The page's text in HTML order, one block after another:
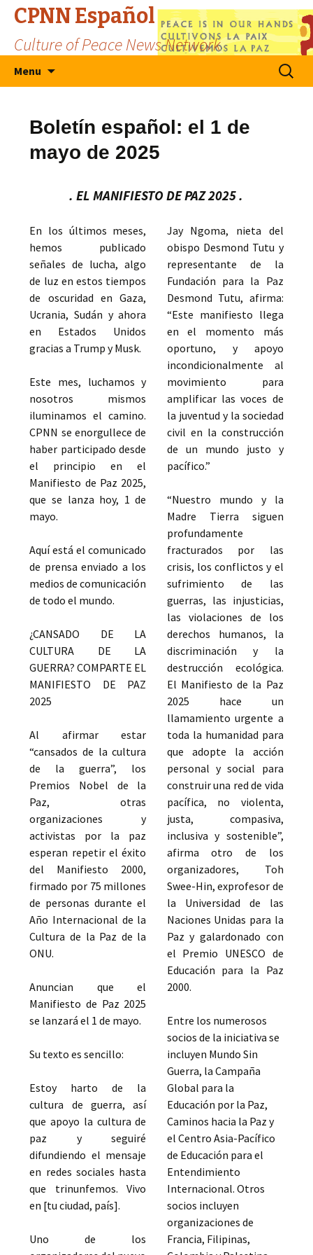
CPNN Español
Culture of Peace News Network
Menu
Search
for:
Boletín español: el 1 de
mayo de 2025
. EL MANIFIESTO DE PAZ 2025 .
En los últimos meses,
hemos publicado
señales de lucha, algo
de luz en estos tiempos
de oscuridad en Gaza,
Ucrania, Sudán y ahora
en Estados Unidos
gracias a Trump y Musk.
Este mes, luchamos y
nosotros mismos
iluminamos el camino.
CPNN se enorgullece de
haber participado desde
el principio en el
Manifiesto de Paz 2025,
que se lanza hoy, 1 de
mayo.
Aquí está el comunicado
de prensa enviado a los
medios de comunicación
de todo el mundo.
¿CANSADO DE LA
CULTURA DE LA
GUERRA? COMPARTE EL
MANIFIESTO DE PAZ
2025
Al afirmar estar
“cansados de la cultura
de la guerra”, los
Premios Nobel de la
Paz, otras
organizaciones y
activistas por la paz
esperan repetir el éxito
del Manifiesto 2000,
firmado por 75 millones
de personas durante el
Año Internacional de la
Cultura de la Paz de la
ONU.
Anuncian que el
Manifiesto de Paz 2025
se lanzará el 1 de mayo.
Su texto es sencillo:
Estoy harto de la
cultura de guerra, así
que apoyo la cultura de
paz y seguiré
difundiendo el mensaje
en redes sociales hasta
que trinunfemos. Vivo
en [tu ciudad, país].
Uno de los
Jay Ngoma, nieta del
obispo Desmond Tutu y
representante de la
Fundación para la Paz
Desmond Tutu, afirma:
“Este manifiesto llega
en el momento más
oportuno, y apoyo
incondicionalmente al
movimiento para
amplificar las voces de
la juventud y la sociedad
civil en la construcción
de un mundo justo y
pacífico.”
“Nuestro mundo y la
Madre Tierra siguen
profundamente
fracturados por las
crisis, los conflictos y el
sufrimiento de las
guerras, las injusticias,
las violaciones de los
derechos humanos, la
discriminación y la
destrucción ecológica.
El Manifiesto de la Paz
2025 hace un
llamamiento urgente a
toda la humanidad para
que adopte la acción
personal y social para
construir una red de vida
pacífica, no violenta,
justa, compasiva,
inclusiva y sostenible”,
afirma otro de los
organizadores, Toh
Swee-Hin, exprofesor de
la Universidad de las
Naciones Unidas para la
Paz y galardonado con
el Premio UNESCO de
Educación para la Paz
2000.
Entre los numerosos
socios de la iniciativa se
incluyen Mundo Sin
Guerra, la Campaña
Global para la
Educación por la Paz,
Caminos hacia la Paz y
el Centro Asia-Pacífico
de Educación para el
Entendimiento
Internacional. Otros
socios incluyen
organizaciones de
Francia, Filipinas,